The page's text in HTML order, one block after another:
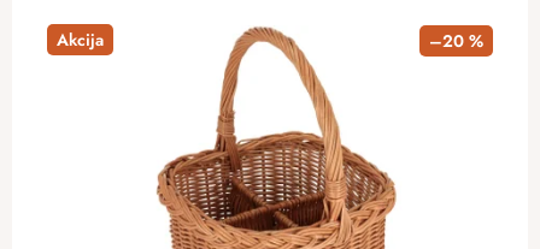
Akcija –20 %